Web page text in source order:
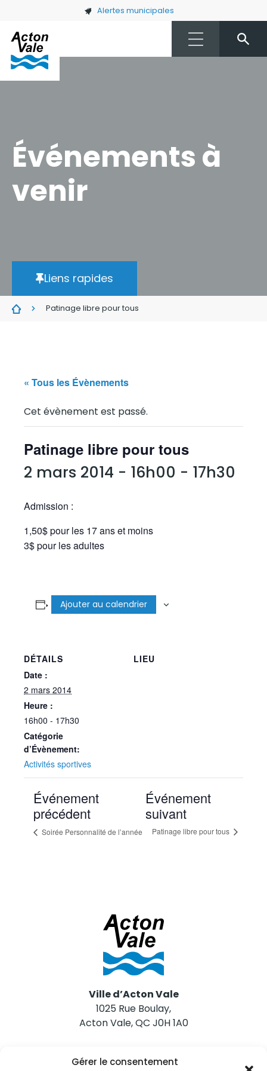
Gérer le consentement
Skip to main content Alertes municipales
Événements à
venir
Liens rapides
Patinage libre pour tous
« Tous les Évènements
Cet évènement est passé.
Patinage libre pour tous
2 mars 2014 - 16h00 - 17h30
Admission :
1,50$ pour les 17 ans et moins
3$ pour les adultes
Ajouter au calendrier
DÉTAILS
Date :
2 mars 2014
Heure :
16h00 - 17h30
Catégorie
d’Évènement:
Activités sportives
LIEU
Événement
précédent
Soirée Personnalité de l’année
Événement
suivant
Patinage libre pour tous
Ville d’Acton Vale
1025 Rue Boulay,
Acton Vale, QC J0H 1A0
Nous joindre